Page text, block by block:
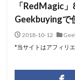
「RedMagic
Geekbuyingで
2018-10-12
*当サイトはアフィリ